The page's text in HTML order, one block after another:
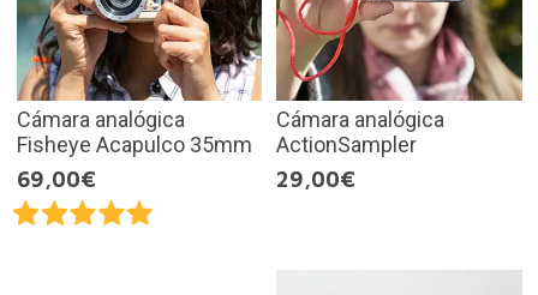
Cámara analógica
Fisheye Acapulco 35mm
69,00€
Cámara analógica
ActionSampler
29,00€